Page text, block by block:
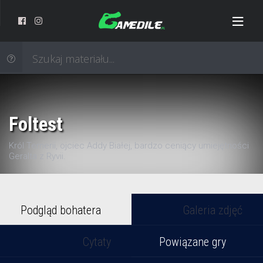
Foltest
Król Temerii, ojciec Addy Białej, bardzo ceniący umiejętności
Geralta z Ryvii.
Podgląd bohatera Galeria zdjęć
Cytaty Powiązane gry